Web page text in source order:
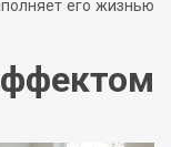
его жизнью